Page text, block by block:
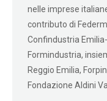
nelle imprese
contributo di
Confindustria
Formindustria,
Reggio Emilia,
Fondazione Aldini